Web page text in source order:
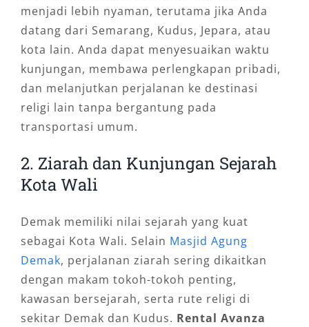
menjadi lebih nyaman, terutama jika Anda
datang dari Semarang, Kudus, Jepara, atau
kota lain. Anda dapat menyesuaikan waktu
kunjungan, membawa perlengkapan pribadi,
dan melanjutkan perjalanan ke destinasi
religi lain tanpa bergantung pada
transportasi umum.
2. Ziarah dan Kunjungan Sejarah
Kota Wali
Demak memiliki nilai sejarah yang kuat
sebagai Kota Wali. Selain Masjid Agung
Demak, perjalanan ziarah sering dikaitkan
dengan makam tokoh-tokoh penting,
kawasan bersejarah, serta rute religi di
sekitar Demak dan Kudus. Rental Avanza